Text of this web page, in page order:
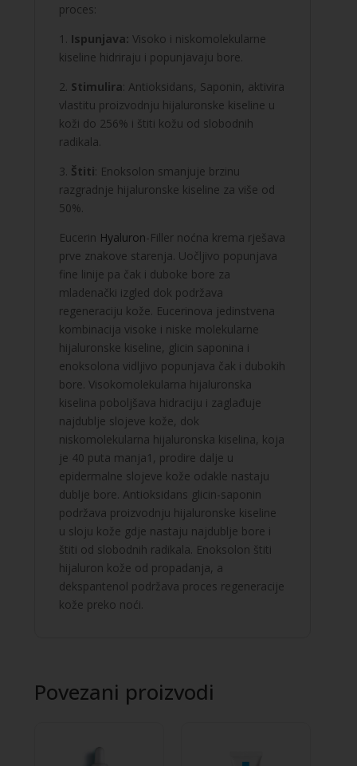
proces:
1. Ispunjava: Visoko i niskomolekularne
kiseline hidriraju i popunjavaju bore.
2. Stimulira: Antioksidans, Saponin, aktivira
vlastitu proizvodnju hijaluronske kiseline u
koži do 256% i štiti kožu od slobodnih
radikala.
3. Štiti: Enoksolon smanjuje brzinu
razgradnje hijaluronske kiseline za više od
50%.
Eucerin Hyaluron-Filler noćna krema rješava
prve znakove starenja. Uočljivo popunjava
fine linije pa čak i duboke bore za
mladenački izgled dok podržava
regeneraciju kože. Eucerinova jedinstvena
kombinacija visoke i niske molekularne
hijaluronske kiseline, glicin saponina i
enoksolona vidljivo popunjava čak i dubokih
bore. Visokomolekularna hijaluronska
kiselina poboljšava hidraciju i zaglađuje
najdublje slojeve kože, dok
niskomolekularna hijaluronska kiselina, koja
je 40 puta manja1, prodire dalje u
epidermalne slojeve kože odakle nastaju
dublje bore. Antioksidans glicin-saponin
podržava proizvodnju hijaluronske kiseline
u sloju kože gdje nastaju najdublje bore i
štiti od slobodnih radikala. Enoksolon štiti
hijaluron kože od propadanja, a
dekspantenol podržava proces regeneracije
kože preko noći.
Povezani proizvodi